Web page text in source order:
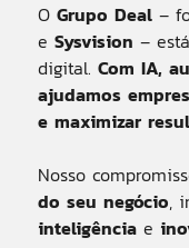
O Grupo Deal –
e Sysvision –
digital. Com IA,
ajudamos
e maximizar
Nosso
do seu negócio,
inteligência e